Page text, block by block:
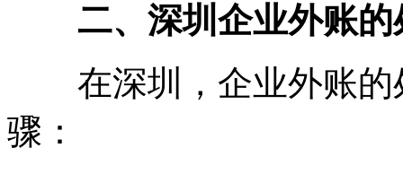
二、深圳企业外账的
在深圳，企业外账的
骤：